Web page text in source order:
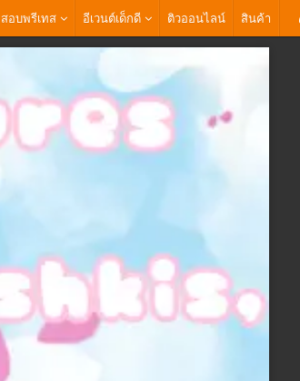
สอบพรีเทส อีเวนต์เด็กดี ติวออนไลน์ สินค้า